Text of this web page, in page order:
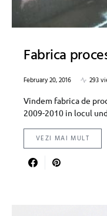
Fabrica
February 20, 2016 293
Vindem fabrica de
2009-2010 in locul
VEZI MAI MULT